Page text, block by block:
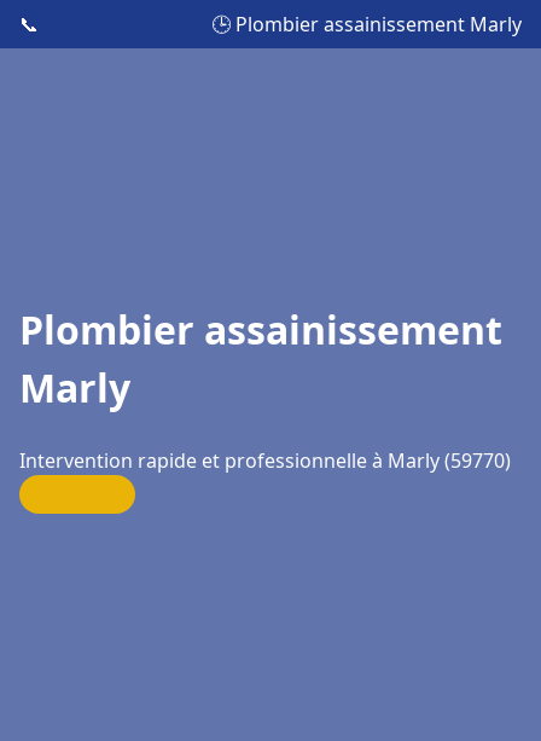
📞 🕒 Plombier assainissement Marly
Plombier assainissement
Marly
Intervention rapide et professionnelle à Marly (59770)